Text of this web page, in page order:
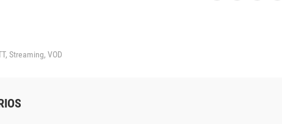
Streaming, VOD